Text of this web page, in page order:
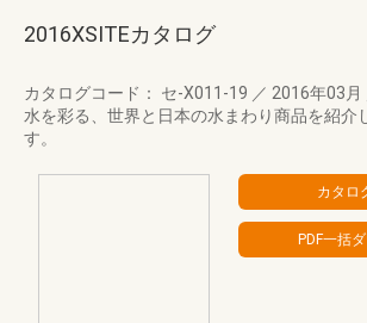
2016XSITEカタログ
カタログコード： セ-X011-19 ／ 2016年03月
水を彩る、世界と日本の水まわり商品を紹介
す。